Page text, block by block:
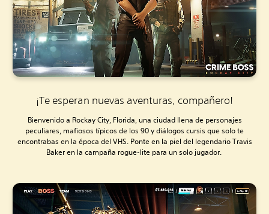
¡Te esperan nuevas aventuras, compañero!
Bienvenido a Rockay City, Florida, una ciudad llena de personajes
peculiares, mafiosos típicos de los 90 y diálogos cursis que solo te
encontrabas en la época del VHS. Ponte en la piel del legendario Travis
Baker en la campaña rogue-lite para un solo jugador.